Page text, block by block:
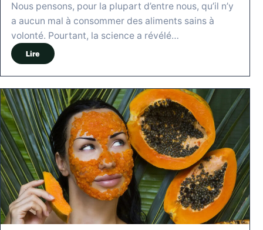
Nous pensons, pour la plupart d’entre nous, qu’il n’y
a aucun mal à consommer des aliments sains à
volonté. Pourtant, la science a révélé…
Lire